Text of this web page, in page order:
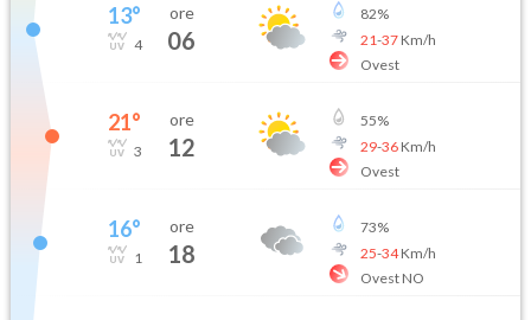
13°
4
ore
06
82%
21-37Km/h
Ovest
21°
3
ore
12
55%
29-36Km/h
Ovest
16°
1
ore
18
73%
25-34Km/h
Ovest NO